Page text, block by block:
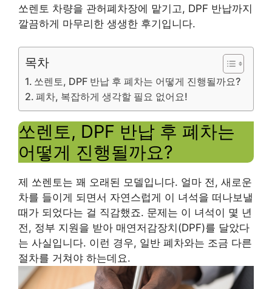
쏘렌토 차량을 관허폐차장에 맡기고, DPF 반납까지
깔끔하게 마무리한 생생한 후기입니다.
목차
쏘렌토, DPF 반납 후 폐차는 어떻게 진행될까요?
폐차, 복잡하게 생각할 필요 없어요!
쏘렌토, DPF 반납 후 폐차는
어떻게 진행될까요?
제 쏘렌토는 꽤 오래된 모델입니다. 얼마 전, 새로운
차를 들이게 되면서 자연스럽게 이 녀석을 떠나보낼
때가 되었다는 걸 직감했죠. 문제는 이 녀석이 몇 년
전, 정부 지원을 받아 매연저감장치(DPF)를 달았다
는 사실입니다. 이런 경우, 일반 폐차와는 조금 다른
절차를 거쳐야 하는데요.